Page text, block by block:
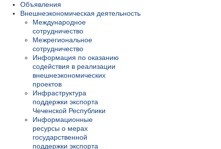
Объявления
Внешнеэкономическая деятельность
Международное
сотрудничество
Межрегиональное
сотрудничество
Информация по оказанию
содействия в реализации
внешнеэкономических
проектов
Инфраструктура
поддержки экспорта
Чеченской Республики
Информационные
ресурсы о мерах
государственной
поддержки экспорта